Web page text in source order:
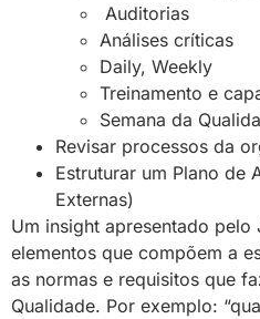
Auditorias
Análises críticas
Daily, Weekly
Treinamento e
Semana da
Revisar processos da
Estruturar um Plano de
Externas)
Um insight apresentado
elementos que compõem a
as normas e requisitos que
Qualidade. Por exemplo: